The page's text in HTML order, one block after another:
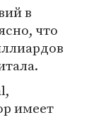
в
что
имеет